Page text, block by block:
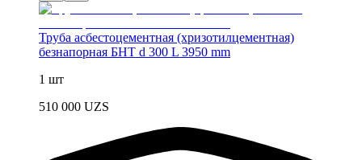
Труба асбестоцементная (хризотилцементная)
безнапорная БНТ d 300 L 3950 mm
1 шт
510 000 UZS